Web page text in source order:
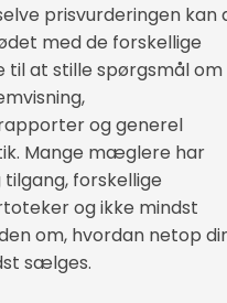
prisvurderingen kan
med de forskellige
at stille spørgsmål om
og generel
Mange mæglere har
forskellige
og ikke mindst
om, hvordan netop
sælges.